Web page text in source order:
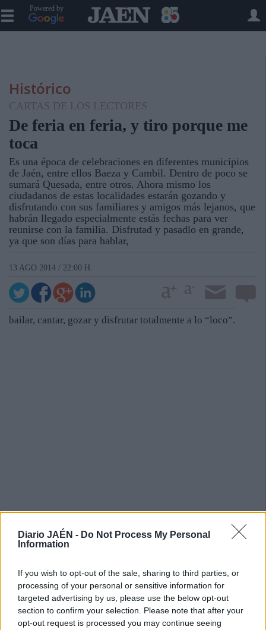
Diario JAÉN - Do Not Process My Personal
Information
If you wish to opt-out of the sale, sharing to third parties, or
processing of your personal or sensitive information for
targeted advertising by us, please use the below opt-out
section to confirm your selection. Please note that after your
opt-out request is processed you may continue seeing
Powered by
Histórico
CARTAS DE LOS LECTORES
De feria en feria, y tiro porque me
toca
Es una época de celebraciones en diferentes municipios
de Jaén, entre ellos Baeza y Cambil. Dentro de poco se
sumará Quesada, entre otros. Ahora mismo los
ciudadanos de estas localidades estarán gozando y
disfrutando con sus familiares y amigos más lejanos, que
habrán llegado especialmente estás fechas para ver
reunirse con la familia. Disfrutad y pasadlo en grande,
ya que son días para hablar,
13 AGO 2014 / 22:00 H.
bailar, cantar, gozar y disfrutar totalmente a lo “loco”.